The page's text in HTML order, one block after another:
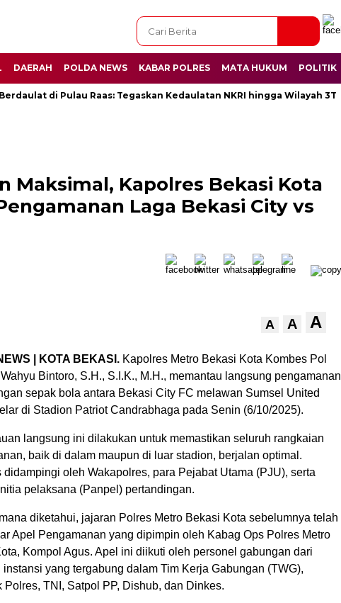
DAERAH POLDA NEWS KABAR POLRES MATA HUKUM POLITIK
di Pulau Raas: Tegaskan Kedaulatan NKRI hingga Wilayah 3T
Maksimal, Kapolres Bekasi Kota
Laga Bekasi City vs
A A A
| KOTA BEKASI. Kapolres Metro Bekasi Kota Kombes Pol
Bintoro, S.H., S.I.K., M.H., memantau langsung pengamanan
sepak bola antara Bekasi City FC melawan Sumsel United
di Stadion Patriot Candrabhaga pada Senin (6/10/2025).
langsung ini dilakukan untuk memastikan seluruh rangkaian
baik di dalam maupun di luar stadion, berjalan optimal.
didampingi oleh Wakapolres, para Pejabat Utama (PJU), serta
pelaksana (Panpel) pertandingan.
diketahui, jajaran Polres Metro Bekasi Kota sebelumnya telah
Apel Pengamanan yang dipimpin oleh Kabag Ops Polres Metro
Kompol Agus. Apel ini diikuti oleh personel gabungan dari
instansi yang tergabung dalam Tim Kerja Gabungan (TWG),
Polres, TNI, Satpol PP, Dishub, dan Dinkes.